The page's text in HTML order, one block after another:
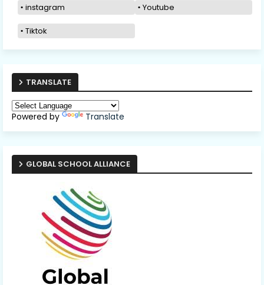
instagram Youtube
Tiktok
TRANSLATE
Powered by Translate
GLOBAL SCHOOL ALLIANCE